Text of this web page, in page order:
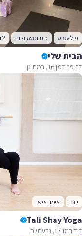
פילאטיס כוח ומשקולות
הבית שלי
דב פרידמן 16, רמת גן
יוגה אימון אישי
Tali Shay Yoga
דוד רמז 17, גבעתיים